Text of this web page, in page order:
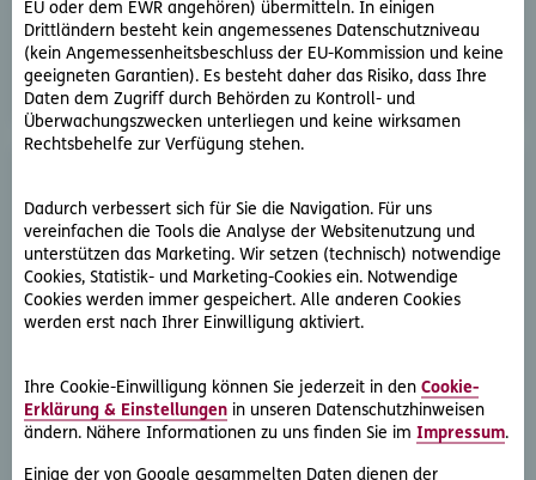
EU oder dem EWR angehören) übermitteln. In einigen
Drittländern besteht kein angemessenes Datenschutzniveau
(kein Angemessenheitsbeschluss der EU-Kommission und keine
geeigneten Garantien). Es besteht daher das Risiko, dass Ihre
Daten dem Zugriff durch Behörden zu Kontroll- und
Überwachungszwecken unterliegen und keine wirksamen
Rechtsbehelfe zur Verfügung stehen.
Dadurch verbessert sich für Sie die Navigation. Für uns
vereinfachen die Tools die Analyse der Websitenutzung und
unterstützen das Marketing. Wir setzen (technisch) notwendige
Cookies, Statistik- und Marketing-Cookies ein. Notwendige
Cookies werden immer gespeichert. Alle anderen Cookies
werden erst nach Ihrer Einwilligung aktiviert.
Ihre Cookie-Einwilligung können Sie jederzeit in den Cookie-
Erklärung & Einstellungen in unseren Datenschutzhinweisen
ändern. Nähere Informationen zu uns finden Sie im Impressum.
Einige der von Google gesammelten Daten dienen der
Rechtsfrage stellen
D.A.S. Direkthilfe®
oder streben eine außergerichtliche Lösung an
Rechtsschutzfall melden